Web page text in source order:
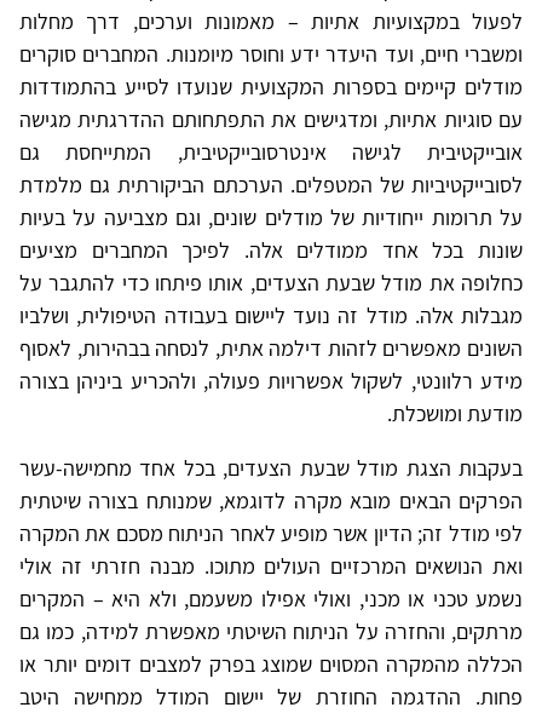
לפעול במקצועיות אתיות – מאמונות וערכים, דרך מחלות
ומשברי חיים, ועד היעדר ידע וחוסר מיומנות. המחברים סוקרים
מודלים קיימים בספרות המקצועית שנועדו לסייע בהתמודדות
עם סוגיות אתיות, ומדגישים את התפתחותם ההדרגתית מגישה
אובייקטיבית לגישה אינטרסובייקטיבית, המתייחסת גם
לסובייקטיביות של המטפלים. הערכתם הביקורתית גם מלמדת
על תרומות ייחודיות של מודלים שונים, וגם מצביעה על בעיות
שונות בכל אחד ממודלים אלה. לפיכך המחברים מציעים
כחלופה את מודל שבעת הצעדים, אותו פיתחו כדי להתגבר על
מגבלות אלה. מודל זה נועד ליישום בעבודה הטיפולית, ושלביו
השונים מאפשרים לזהות דילמה אתית, לנסחה בבהירות, לאסוף
מידע רלוונטי, לשקול אפשרויות פעולה, ולהכריע ביניהן בצורה
מודעת ומושכלת.
בעקבות הצגת מודל שבעת הצעדים, בכל אחד מחמישה-עשר
הפרקים הבאים מובא מקרה לדוגמא, שמנותח בצורה שיטתית
לפי מודל זה; הדיון אשר מופיע לאחר הניתוח מסכם את המקרה
ואת הנושאים המרכזיים העולים מתוכו. מבנה חזרתי זה אולי
נשמע טכני או מכני, ואולי אפילו משעמם, ולא היא – המקרים
מרתקים, והחזרה על הניתוח השיטתי מאפשרת למידה, כמו גם
הכללה מהמקרה המסוים שמוצג בפרק למצבים דומים יותר או
פחות. ההדגמה החוזרת של יישום המודל ממחישה היטב